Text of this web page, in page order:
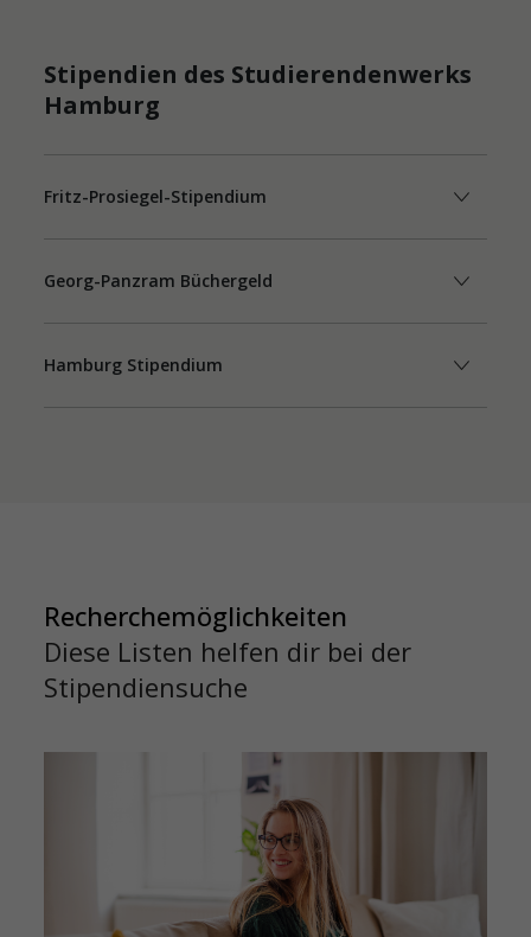
Stipendien des Studierendenwerks
Hamburg
Fritz-Prosiegel-Stipendium
Georg-Panzram Büchergeld
Hamburg Stipendium
Recherchemöglichkeiten
Diese Listen helfen dir bei der
Stipendiensuche